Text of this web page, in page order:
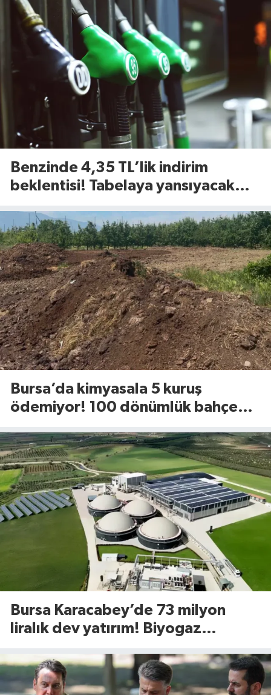
Benzinde 4,35 TL’lik indirim
beklentisi! Tabelaya yansıyacak
Bursa’da kimyasala 5 kuruş
ödemiyor! 100 dönümlük bahçede
Bursa Karacabey’de 73 milyon
liralık dev yatırım! Biyogaz
yükseliyor